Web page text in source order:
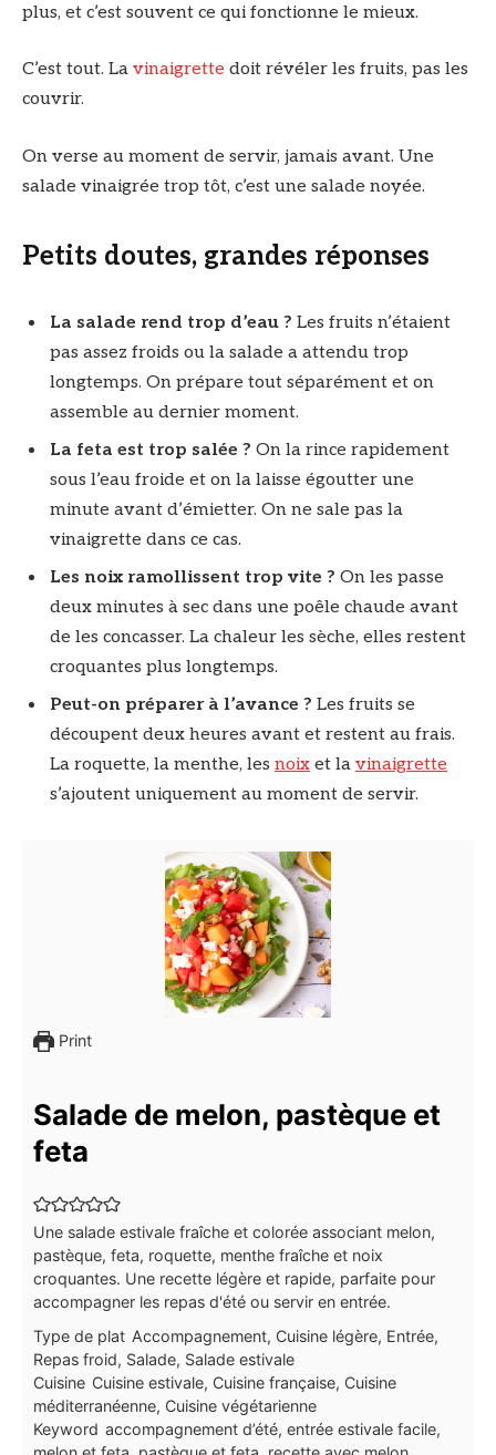
plus, et c’est souvent ce qui fonctionne le mieux.
C’est tout. La vinaigrette doit révéler les fruits, pas les
couvrir.
On verse au moment de servir, jamais avant. Une
salade vinaigrée trop tôt, c’est une salade noyée.
Petits doutes, grandes réponses
La salade rend trop d’eau ? Les fruits n’étaient
pas assez froids ou la salade a attendu trop
longtemps. On prépare tout séparément et on
assemble au dernier moment.
La feta est trop salée ? On la rince rapidement
sous l’eau froide et on la laisse égoutter une
minute avant d’émietter. On ne sale pas la
vinaigrette dans ce cas.
Les noix ramollissent trop vite ? On les passe
deux minutes à sec dans une poêle chaude avant
de les concasser. La chaleur les sèche, elles restent
croquantes plus longtemps.
Peut-on préparer à l’avance ? Les fruits se
découpent deux heures avant et restent au frais.
La roquette, la menthe, les noix et la vinaigrette
s’ajoutent uniquement au moment de servir.
Print
Salade de melon, pastèque et
feta
Une salade estivale fraîche et colorée associant melon,
pastèque, feta, roquette, menthe fraîche et noix
croquantes. Une recette légère et rapide, parfaite pour
accompagner les repas d'été ou servir en entrée.
Type de plat Accompagnement, Cuisine légère, Entrée,
Repas froid, Salade, Salade estivale
Cuisine Cuisine estivale, Cuisine française, Cuisine
méditerranéenne, Cuisine végétarienne
Keyword accompagnement d’été, entrée estivale facile,